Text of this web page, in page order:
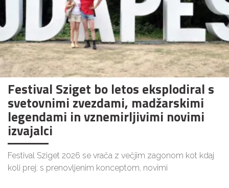
Festival Sziget bo letos eksplodiral s
svetovnimi zvezdami, madžarskimi
legendami in vznemirljivimi novimi
izvajalci
Festival Sziget 2026 se vrača z večjim zagonom kot kdaj
koli prej: s prenovljenim konceptom, novimi